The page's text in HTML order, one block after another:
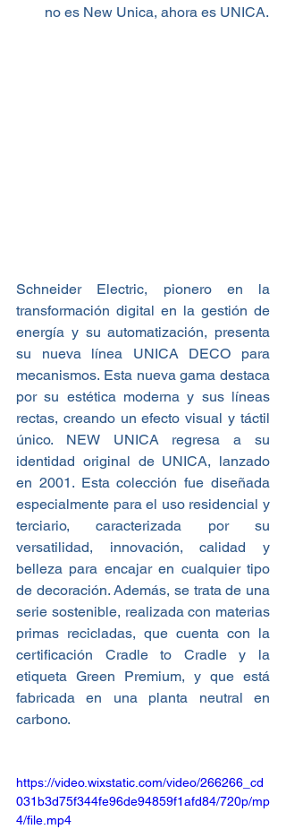
no es New Unica, ahora es UNICA.
Schneider Electric, pionero en la
transformación digital en la gestión de
energía y su automatización, presenta
su nueva línea UNICA DECO para
mecanismos. Esta nueva gama destaca
por su estética moderna y sus líneas
rectas, creando un efecto visual y táctil
único. NEW UNICA regresa a su
identidad original de UNICA, lanzado
en 2001. Esta colección fue diseñada
especialmente para el uso residencial y
terciario, caracterizada por su
versatilidad, innovación, calidad y
belleza para encajar en cualquier tipo
de decoración. Además, se trata de una
serie sostenible, realizada con materias
primas recicladas, que cuenta con la
certificación Cradle to Cradle y la
etiqueta Green Premium, y que está
fabricada en una planta neutral en
carbono.
https://video.wixstatic.com/video/266266_cd
031b3d75f344fe96de94859f1afd84/720p/mp
4/file.mp4